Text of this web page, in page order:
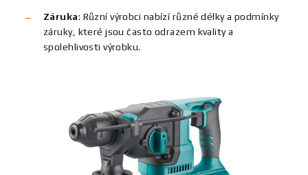
Záruka: Různí výrobci nabízí různé délky a podmínky
záruky, které jsou často odrazem kvality a
spolehlivosti výrobku.